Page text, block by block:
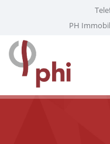
PH